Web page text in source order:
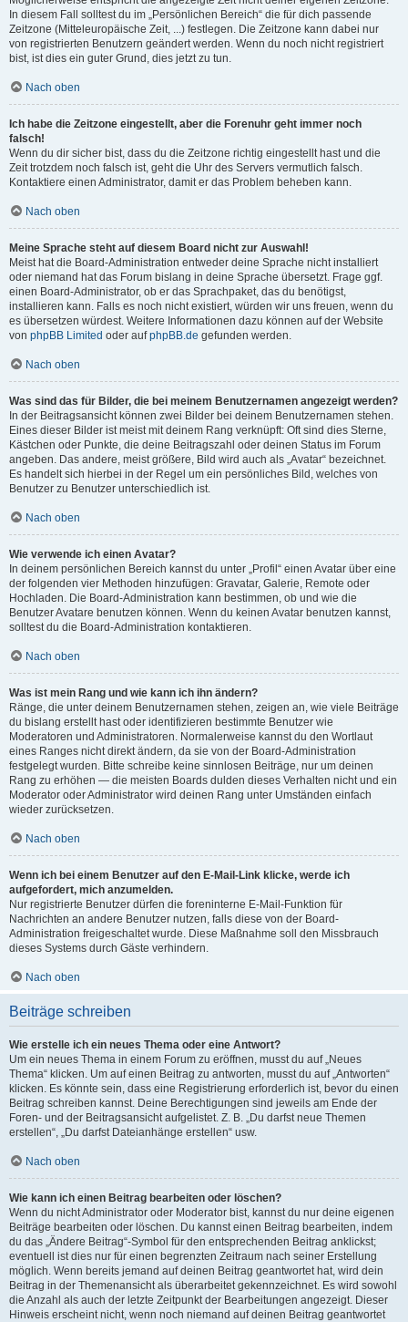
In diesem Fall solltest du im „Persönlichen Bereich“ die für dich passende
Zeitzone (Mitteleuropäische Zeit, ...) festlegen. Die Zeitzone kann dabei nur
von registrierten Benutzern geändert werden. Wenn du noch nicht registriert
bist, ist dies ein guter Grund, dies jetzt zu tun.
Nach oben
Ich habe die Zeitzone eingestellt, aber die Forenuhr geht immer noch
falsch!
Wenn du dir sicher bist, dass du die Zeitzone richtig eingestellt hast und die
Zeit trotzdem noch falsch ist, geht die Uhr des Servers vermutlich falsch.
Kontaktiere einen Administrator, damit er das Problem beheben kann.
Nach oben
Meine Sprache steht auf diesem Board nicht zur Auswahl!
Meist hat die Board-Administration entweder deine Sprache nicht installiert
oder niemand hat das Forum bislang in deine Sprache übersetzt. Frage ggf.
einen Board-Administrator, ob er das Sprachpaket, das du benötigst,
installieren kann. Falls es noch nicht existiert, würden wir uns freuen, wenn du
es übersetzen würdest. Weitere Informationen dazu können auf der Website
von phpBB Limited oder aufphpBB.de gefunden werden.
Nach oben
Was sind das für Bilder, die bei meinem Benutzernamen angezeigt werden?
In der Beitragsansicht können zwei Bilder bei deinem Benutzernamen stehen.
Eines dieser Bilder ist meist mit deinem Rang verknüpft: Oft sind dies Sterne,
Kästchen oder Punkte, die deine Beitragszahl oder deinen Status im Forum
angeben. Das andere, meist größere, Bild wird auch als „Avatar“ bezeichnet.
Es handelt sich hierbei in der Regel um ein persönliches Bild, welches von
Benutzer zu Benutzer unterschiedlich ist.
Nach oben
Wie verwende ich einen Avatar?
In deinem persönlichen Bereich kannst du unter „Profil“ einen Avatar über eine
der folgenden vier Methoden hinzufügen: Gravatar, Galerie, Remote oder
Hochladen. Die Board-Administration kann bestimmen, ob und wie die
Benutzer Avatare benutzen können. Wenn du keinen Avatar benutzen kannst,
solltest du die Board-Administration kontaktieren.
Nach oben
Was ist mein Rang und wie kann ich ihn ändern?
Ränge, die unter deinem Benutzernamen stehen, zeigen an, wie viele Beiträge
du bislang erstellt hast oder identifizieren bestimmte Benutzer wie
Moderatoren und Administratoren. Normalerweise kannst du den Wortlaut
eines Ranges nicht direkt ändern, da sie von der Board-Administration
festgelegt wurden. Bitte schreibe keine sinnlosen Beiträge, nur um deinen
Rang zu erhöhen — die meisten Boards dulden dieses Verhalten nicht und ein
Moderator oder Administrator wird deinen Rang unter Umständen einfach
wieder zurücksetzen.
Nach oben
Wenn ich bei einem Benutzer auf den E-Mail-Link klicke, werde ich
aufgefordert, mich anzumelden.
Nur registrierte Benutzer dürfen die foreninterne E-Mail-Funktion für
Nachrichten an andere Benutzer nutzen, falls diese von der Board-
Administration freigeschaltet wurde. Diese Maßnahme soll den Missbrauch
dieses Systems durch Gäste verhindern.
Nach oben
Beiträge schreiben
Wie erstelle ich ein neues Thema oder eine Antwort?
Um ein neues Thema in einem Forum zu eröffnen, musst du auf „Neues
Thema“ klicken. Um auf einen Beitrag zu antworten, musst du auf „Antworten“
klicken. Es könnte sein, dass eine Registrierung erforderlich ist, bevor du einen
Beitrag schreiben kannst. Deine Berechtigungen sind jeweils am Ende der
Foren- und der Beitragsansicht aufgelistet. Z. B. „Du darfst neue Themen
erstellen“, „Du darfst Dateianhänge erstellen“ usw.
Nach oben
Wie kann ich einen Beitrag bearbeiten oder löschen?
Wenn du nicht Administrator oder Moderator bist, kannst du nur deine eigenen
Beiträge bearbeiten oder löschen. Du kannst einen Beitrag bearbeiten, indem
du das „Ändere Beitrag“-Symbol für den entsprechenden Beitrag anklickst;
eventuell ist dies nur für einen begrenzten Zeitraum nach seiner Erstellung
möglich. Wenn bereits jemand auf deinen Beitrag geantwortet hat, wird dein
Beitrag in der Themenansicht als überarbeitet gekennzeichnet. Es wird sowohl
die Anzahl als auch der letzte Zeitpunkt der Bearbeitungen angezeigt. Dieser
Hinweis erscheint nicht, wenn noch niemand auf deinen Beitrag geantwortet